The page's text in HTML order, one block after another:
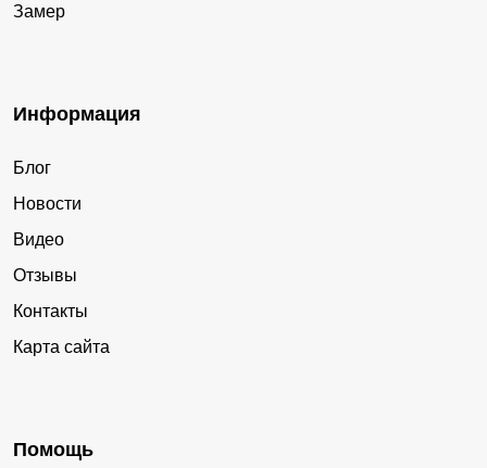
Замер
Информация
Блог
Новости
Видео
Отзывы
Контакты
Карта сайта
Помощь